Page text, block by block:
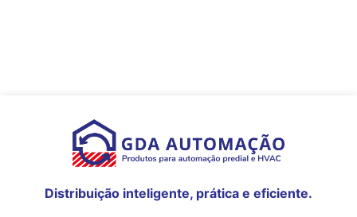
Distribuição inteligente, prática e eficiente.